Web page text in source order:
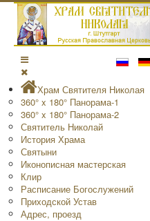
Храм Святителя Николая
360° x 180° Панорама-1
360° x 180° Панорама-2
Святитель Николай
История Храма
Святыни
Иконописная мастерская
Клир
Расписание Богослужений
Приходской Устав
Адрес, проезд